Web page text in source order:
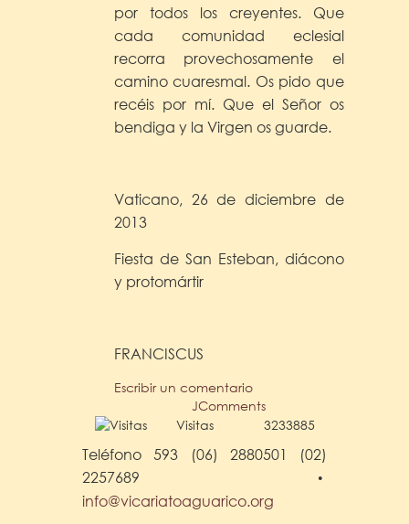
por todos los creyentes. Que
cada comunidad eclesial
recorra provechosamente el
camino cuaresmal. Os pido que
recéis por mí. Que el Señor os
bendiga y la Virgen os guarde.
Vaticano, 26 de diciembre de
2013
Fiesta de San Esteban, diácono
y protomártir
FRANCISCUS
Escribir un comentario
JComments
Visitas
3233885
Teléfono 593 (06) 2880501 (02)
2257689 •
info@vicariatoaguarico.org